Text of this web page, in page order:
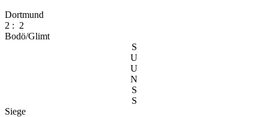
Dortmund
2 : 2
Bodö/Glimt
S
U
U
N
S
S
Siege